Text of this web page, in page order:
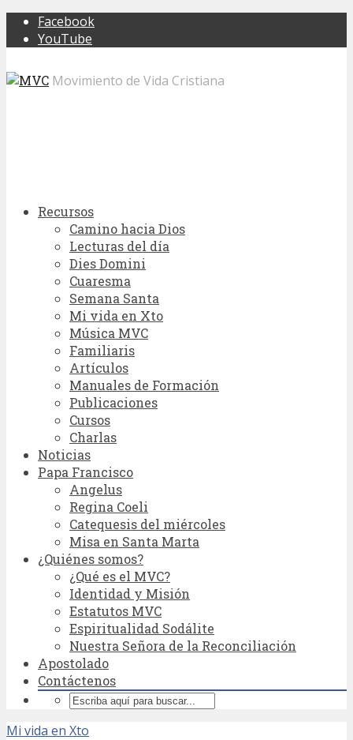
Facebook
YouTube
Movimiento de Vida Cristiana
Recursos
Camino hacia Dios
Lecturas del día
Dies Domini
Cuaresma
Semana Santa
Mi vida en Xto
Música MVC
Familiaris
Artículos
Manuales de Formación
Publicaciones
Cursos
Charlas
Noticias
Papa Francisco
Angelus
Regina Coeli
Catequesis del miércoles
Misa en Santa Marta
¿Quiénes somos?
¿Qué es el MVC?
Identidad y Misión
Estatutos MVC
Espiritualidad Sodálite
Nuestra Señora de la Reconciliación
Apostolado
Contáctenos
Mi vida en Xto